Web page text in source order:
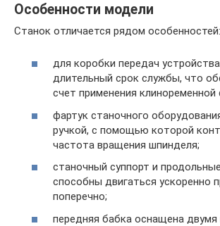
Особенности модели
Станок отличается рядом особенностей:
для коробки передач
длительный срок службы, что
счет применения клиноременной
фартук станочного
ручкой, с помощью которой
частота вращения шпинделя;
станочный суппорт и
способны двигаться ускоренно
поперечно;
передняя бабка оснащена двумя